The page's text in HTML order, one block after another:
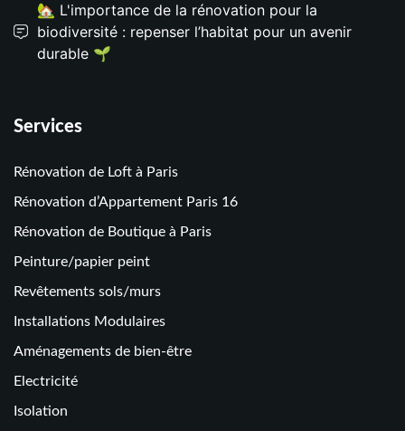
🏡 L'importance de la rénovation pour la
biodiversité : repenser l’habitat pour un avenir
durable 🌱
Services
Rénovation de Loft à Paris
Rénovation d’Appartement Paris 16
Rénovation de Boutique à Paris
Peinture/papier peint
Revêtements sols/murs
Installations Modulaires
Aménagements de bien-être
Electricité
Isolation